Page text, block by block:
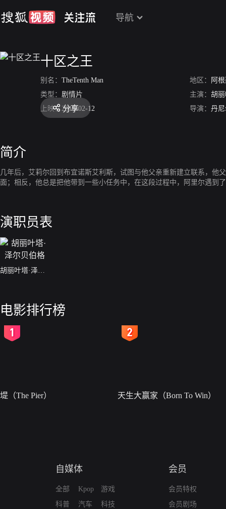
导航
十区之王
别名： TheTenth Man 地区：
阿
类型： 剧情片 主演： 胡
上映： 2016-02-12 导演： 丹尼
分享
简介
几年后，艾莉尔回到布宜诺斯艾利斯，试图与他父亲重新建立联系，
面；相反，他总是把他带到一些小任务中，在这段过程中，阿里尔遇到
演职员表
胡丽叶塔·泽尔贝伯格
电影排行榜
堤（The Pier） 天生大赢家（Born To Win）
自媒体
全部
科普
Kpop
汽车
游戏
科技
会员
会员特权
会员剧场